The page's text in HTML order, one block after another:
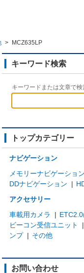
> MCZ635LP
キーワード検索
キーワードまたは文章で
トップカテゴリー
ナビゲーション
メモリーナビゲーション
DDナビゲーション
|
アクセサリー
車載用カメラ
|
ビーコン受信ユニット
|
ンプ | その他
お問い合わせ